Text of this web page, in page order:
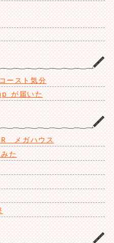
ースト気分
が届いた
R メガハウス
た